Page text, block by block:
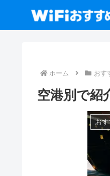
ホーム おす
空港別で紹
お